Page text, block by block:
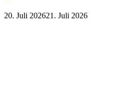
20. Juli 202621. Juli 2026